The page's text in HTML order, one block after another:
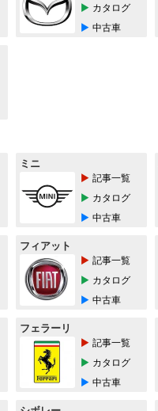
カタログ
中古車
ミニ
記事一覧
カタログ
中古車
フィアット
記事一覧
カタログ
中古車
フェラーリ
記事一覧
カタログ
中古車